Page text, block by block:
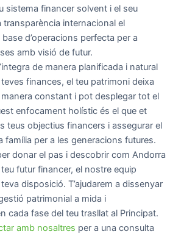
sistema financer solvent i el seu
internacional el
d’operacions perfecta per a
amb visió de futur.
de manera planificada i natural
finances, el teu patrimoni deixa
manera constant i pot desplegar tot el
enfocament holístic és el que et
teus objectius financers i assegurar el
família per a les generacions futures.
donar el pas i descobrir com Andorra
futur financer, el nostre equip
disposició. T’ajudarem a dissenyar
patrimonial a mida i
cada fase del teu trasllat al Principat.
amb nosaltres per a una consulta